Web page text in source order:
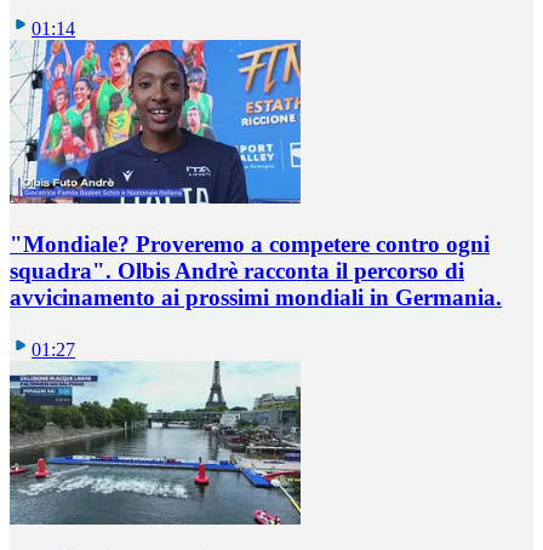
01:14
"Mondiale? Proveremo a competere contro ogni
squadra". Olbis Andrè racconta il percorso di
avvicinamento ai prossimi mondiali in Germania.
01:27